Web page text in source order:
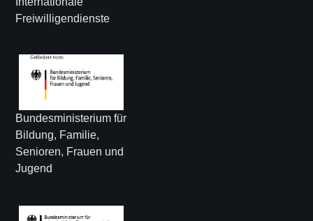
Freiwilligendienste
Bundesministerium für
Bildung, Familie,
Senioren, Frauen und
Jugend